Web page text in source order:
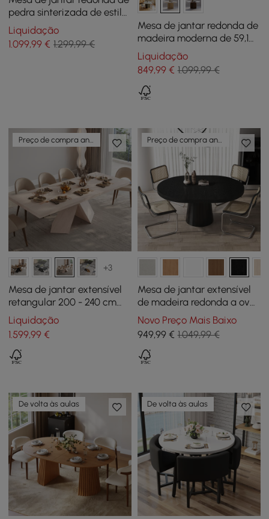
pedra sinterizada de estilo
moderno de 47,2
polegadas acomoda 4-6
pessoas
Liquidação
1.099,99 € 1.299,99 €
Mesa de jantar redonda de
madeira moderna de 59,1
polegadas com assentos
naturais de 6 a 8 pessoas
Liquidação
849,99€ 1.099,99 €
+3
Mesa de jantar extensível
retangular 200 - 240 cm
em estilo farmhouse na cor
branco sujo
Liquidação
1.599,99 €
Mesa de jantar extensível
de madeira redonda a oval
Japandi de 100 cm a 140
cm — preta, acomoda 4-6
Novo Preço Mais Baixo
949,99€ 1.049,99 €
De volta às aulas De volta às aulas